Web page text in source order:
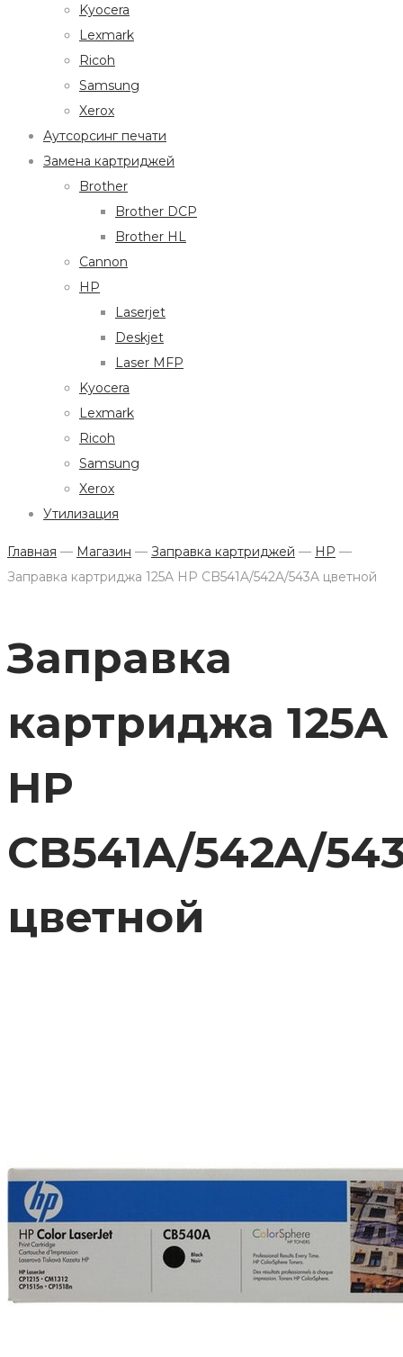
Kyocera
Lexmark
Ricoh
Samsung
Xerox
Аутсорсинг печати
Замена картриджей
Brother
Brother DCP
Brother HL
Cannon
HP
Laserjet
Deskjet
Laser MFP
Kyocera
Lexmark
Ricoh
Samsung
Xerox
Утилизация
Главная — Магазин — Заправка картриджей — HP —
Заправка картриджа 125A HP CB541A/542A/543A цветной
Заправка
картриджа 125A
HP
CB541A/542A/
цветной